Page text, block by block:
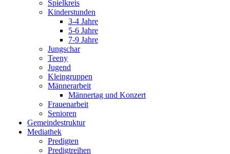
Spielkreis
Kinderstunden
3-4 Jahre
5-6 Jahre
7-9 Jahre
Jungschar
Teeny
Jugend
Kleingruppen
Männerarbeit
Männertag und Konzert
Frauenarbeit
Senioren
Gemeindestruktur
Mediathek
Predigten
Predigtreihen